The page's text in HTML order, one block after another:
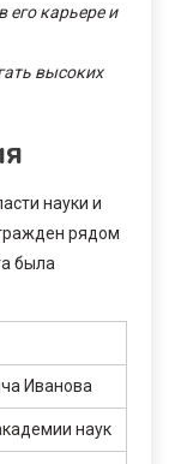
его карьере и
высоких
науки и
рядом
была
Иванова
наук